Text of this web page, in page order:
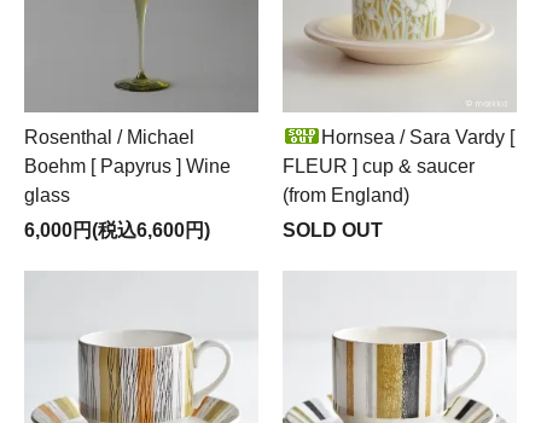
Rosenthal / Michael
Boehm [ Papyrus ] Wine
glass
6,000円(税込6,600円)
Hornsea / Sara Vardy [
FLEUR ] cup & saucer
(from England)
SOLD OUT